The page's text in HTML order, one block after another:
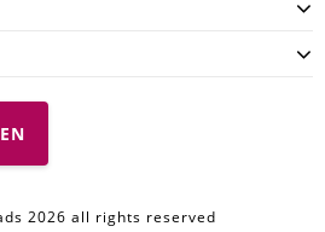
2026 all rights reserved